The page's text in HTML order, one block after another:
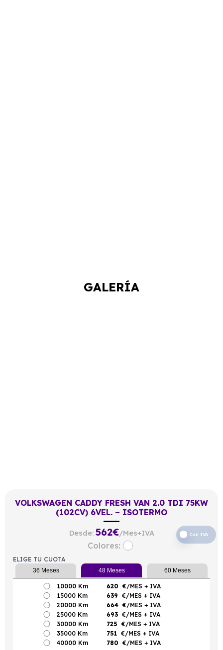
GALERÍA
VOLKSWAGEN CADDY FRESH VAN 2.0 TDI 75KW
(102CV) 6VEL. – ISOTERMO
Desde: 562€/Mes+IVA Con IVA
Colores:
ELIGE TU CUOTA
36 Meses 48 Meses 60 Meses
10000 Km 620 €/MES + IVA
15000 Km
639 €/MES + IVA
20000 Km
664 €/MES + IVA
25000 Km
693 €/MES + IVA
30000 Km
725 €/MES + IVA
35000 Km
751 €/MES + IVA
40000 Km
780 €/MES + IVA